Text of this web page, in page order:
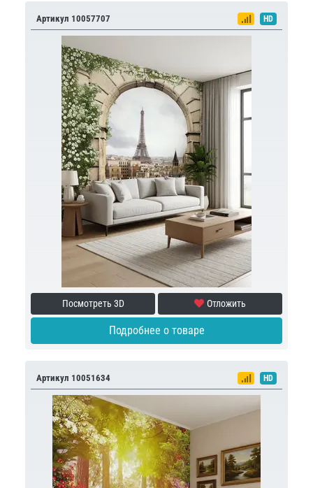
Артикул 10057707 HD
Посмотреть 3D Отложить
Подробнее о товаре
Артикул 10051634 HD